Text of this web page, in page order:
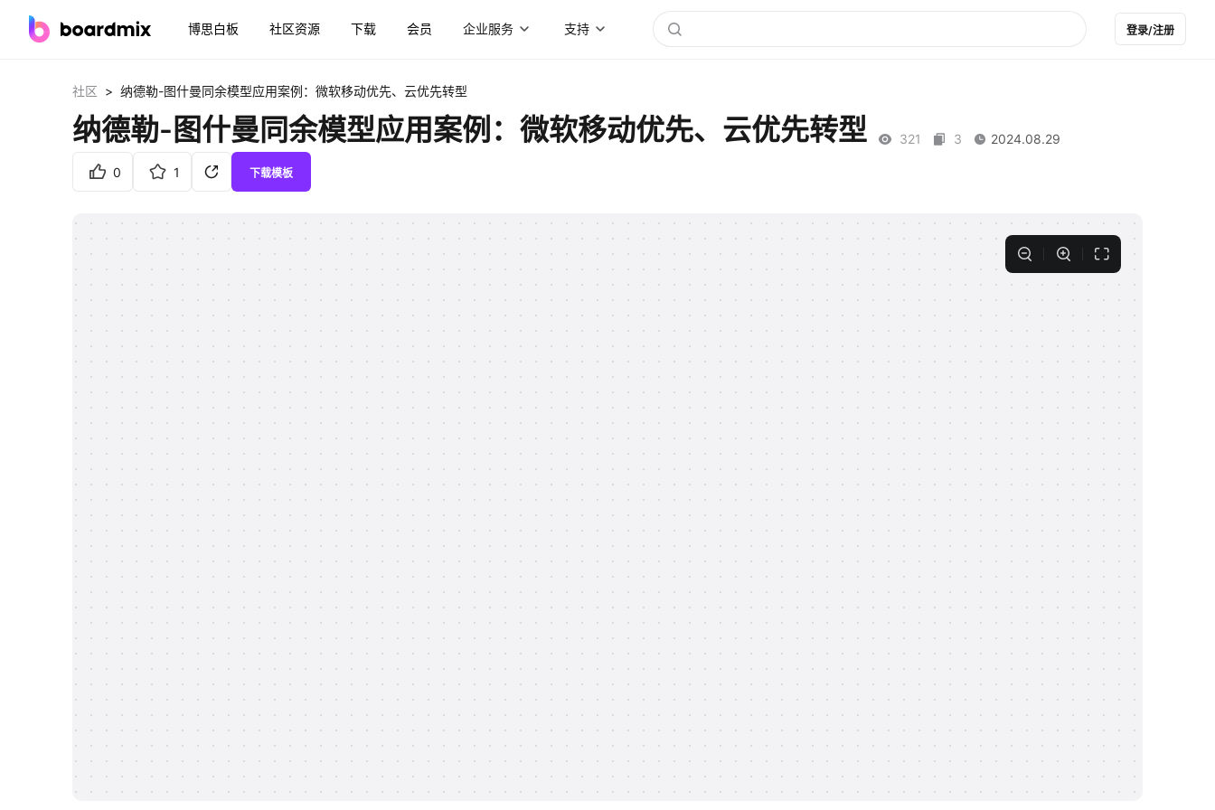
博思白板 社区资源 下载 会员 企业服务 支持 登录/注册
社区 > 纳德勒-图什曼同余模型应用案例：微软移动优先、云优先转型
纳德勒-图什曼同余模型应用案例：微软移动优先、云优先转型 321 3 2024.08.29
0 1 下载模板